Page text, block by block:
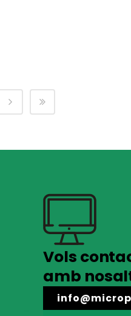
Vols
amb